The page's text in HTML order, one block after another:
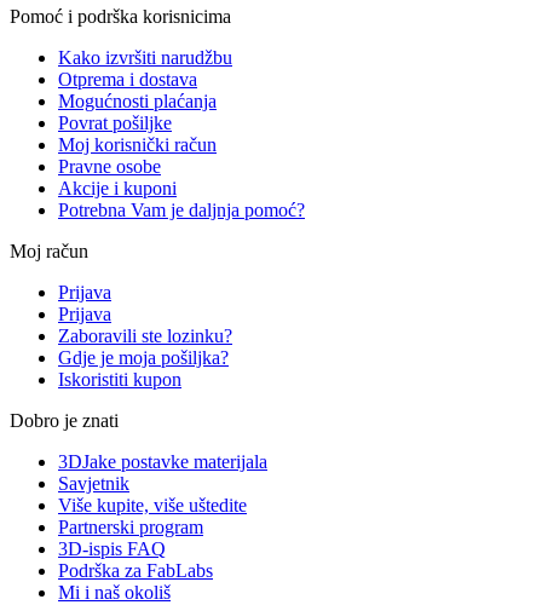
Pomoć i podrška korisnicima
Kako izvršiti narudžbu
Otprema i dostava
Mogućnosti plaćanja
Povrat pošiljke
Moj korisnički račun
Pravne osobe
Akcije i kuponi
Potrebna Vam je daljnja pomoć?
Moj račun
Prijava
Prijava
Zaboravili ste lozinku?
Gdje je moja pošiljka?
Iskoristiti kupon
Dobro je znati
3DJake postavke materijala
Savjetnik
Više kupite, više uštedite
Partnerski program
3D-ispis FAQ
Podrška za FabLabs
Mi i naš okoliš